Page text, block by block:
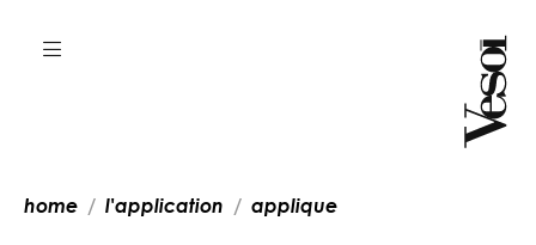
home l'application applique